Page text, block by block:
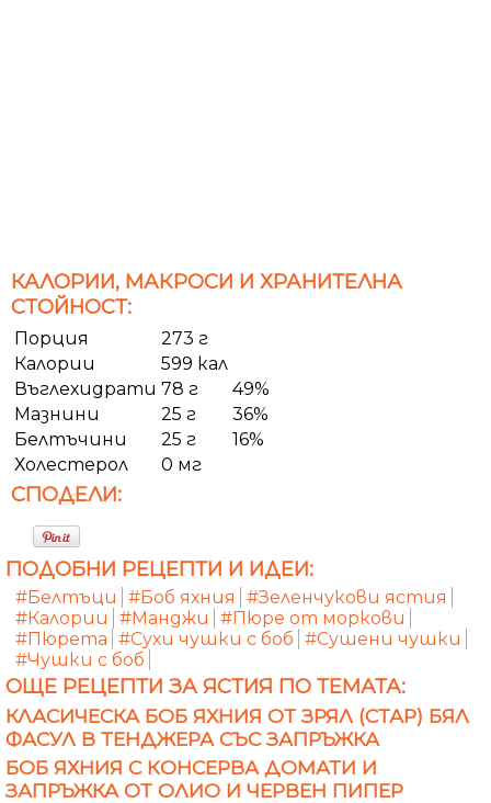
КАЛОРИИ, МАКРОСИ И ХРАНИТЕЛНА
СТОЙНОСТ:
Порция
273 г
Калории
599 кал
Въглехидрати 78 г
49%
Мазнини
25 г
36%
Белтъчини
25 г
16%
Холестерол
0 мг
СПОДЕЛИ:
ПОДОБНИ РЕЦЕПТИ И ИДЕИ:
#Белтъци #Боб яхния
#Зеленчукови ястия
#Калории
#Манджи
#Пюре от моркови
#Пюрета #Сухи чушки с боб #Сушени чушки
#Чушки с боб
ОЩЕ РЕЦЕПТИ ЗА ЯСТИЯ ПО ТЕМАТА:
КЛАСИЧЕСКА БОБ ЯХНИЯ ОТ ЗРЯЛ (СТАР) БЯЛ
ФАСУЛ В ТЕНДЖЕРА СЪС ЗАПРЪЖКА
БОБ ЯХНИЯ С КОНСЕРВА ДОМАТИ И
ЗАПРЪЖКА ОТ ОЛИО И ЧЕРВЕН ПИПЕР